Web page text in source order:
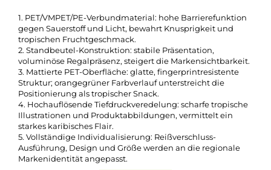
1. PET/VMPET/PE-Verbundmaterial: hohe Barrierefunktion
gegen Sauerstoff und Licht, bewahrt Knusprigkeit und
tropischen Fruchtgeschmack.
2. Standbeutel-Konstruktion: stabile Präsentation,
voluminöse Regalpräsenz, steigert die Markensichtbarkeit.
3. Mattierte PET-Oberfläche: glatte, fingerprintresistente
Struktur; orangegrüner Farbverlauf unterstreicht die
Positionierung als tropischer Snack.
4. Hochauflösende Tiefdruckveredelung: scharfe tropische
Illustrationen und Produktabbildungen, vermittelt ein
starkes karibisches Flair.
5. Vollständige Individualisierung: Reißverschluss-
Ausführung, Design und Größe werden an die regionale
Markenidentität angepasst.